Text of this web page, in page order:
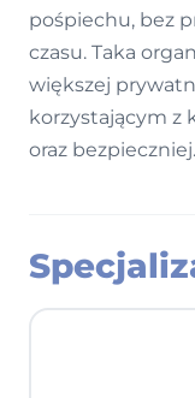
pośpiechu, bez
czasu. Taka
większej
korzystającym z
oraz bezpieczniej.